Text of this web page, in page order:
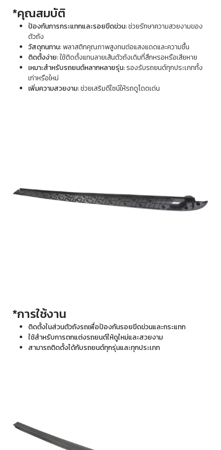
*คุณสมบัติ
ป้องกันการกระแทกและรอยขีดข่วน:ช่วยรักษาความสวยงามของ
ตัวถัง
วัสดุทนทาน:พลาสติกคุณภาพสูงทนต่อแสงแดดและความชื้น
ติดตั้งง่าย:ใช้ติดตั้งแทนลายเส้นตัวถังเดิมที่สึกหรอหรือเสียหาย
เหมาะสำหรับรถยนต์หลากหลายรุ่น:รองรับรถยนต์ทุกประเภททั้ง
เก่าหรือใหม่
เพิ่มความสวยงาม:ช่วยเสริมดีไซน์ให้รถดูโดดเด่น
*การใช้งาน
ติดตั้งในส่วนตัวถังรถเพื่อป้องกันรอยขีดข่วนและกระแทก
ใช้สำหรับการตกแต่งรถยนต์ให้ดูใหม่และสวยงาม
สามารถติดตั้งได้กับรถยนต์ทุกรุ่นและทุกประเภท